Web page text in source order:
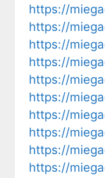
https://
https://
https://
https://
https://
https://
https://
https://
https://
https://